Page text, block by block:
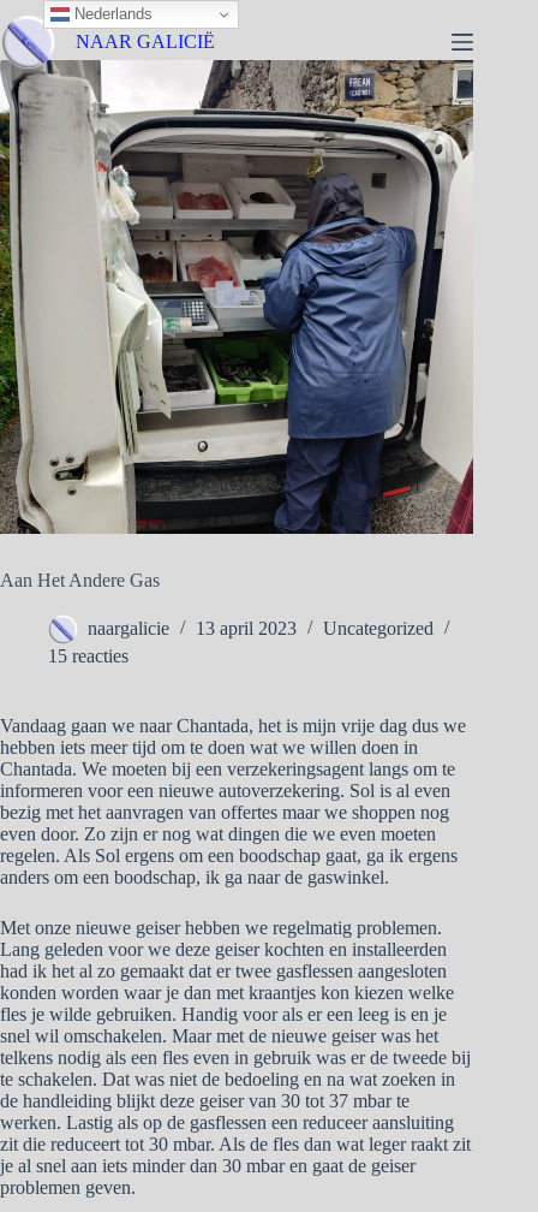
NAAR GALICIË
Aan Het Andere Gas
naargalicie 13 april 2023
Uncategorized
15 reacties
Vandaag gaan we naar Chantada, het is mijn vrije dag dus we
hebben iets meer tijd om te doen wat we willen doen in
Chantada. We moeten bij een verzekeringsagent langs om te
informeren voor een nieuwe autoverzekering. Sol is al even
bezig met het aanvragen van offertes maar we shoppen nog
even door. Zo zijn er nog wat dingen die we even moeten
regelen. Als Sol ergens om een boodschap gaat, ga ik ergens
anders om een boodschap, ik ga naar de gaswinkel.
Met onze nieuwe geiser hebben we regelmatig problemen.
Lang geleden voor we deze geiser kochten en installeerden
had ik het al zo gemaakt dat er twee gasflessen aangesloten
konden worden waar je dan met kraantjes kon kiezen welke
fles je wilde gebruiken. Handig voor als er een leeg is en je
snel wil omschakelen. Maar met de nieuwe geiser was het
telkens nodig als een fles even in gebruik was er de tweede bij
te schakelen. Dat was niet de bedoeling en na wat zoeken in
de handleiding blijkt deze geiser van 30 tot 37 mbar te
werken. Lastig als op de gasflessen een reduceer aansluiting
zit die reduceert tot 30 mbar. Als de fles dan wat leger raakt zit
je al snel aan iets minder dan 30 mbar en gaat de geiser
problemen geven.
Nederlands